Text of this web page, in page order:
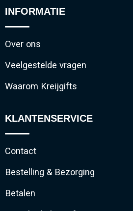
INFORMATIE
Over ons
Veelgestelde vragen
Waarom Kreijgifts
KLANTENSERVICE
Contact
Bestelling & Bezorging
Betalen